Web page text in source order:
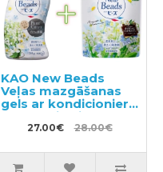
KAO New Beads
Veļas mazgāšanas
gels ar kondicionieri
740g + pildviela 650g
27.00€ 28.00€